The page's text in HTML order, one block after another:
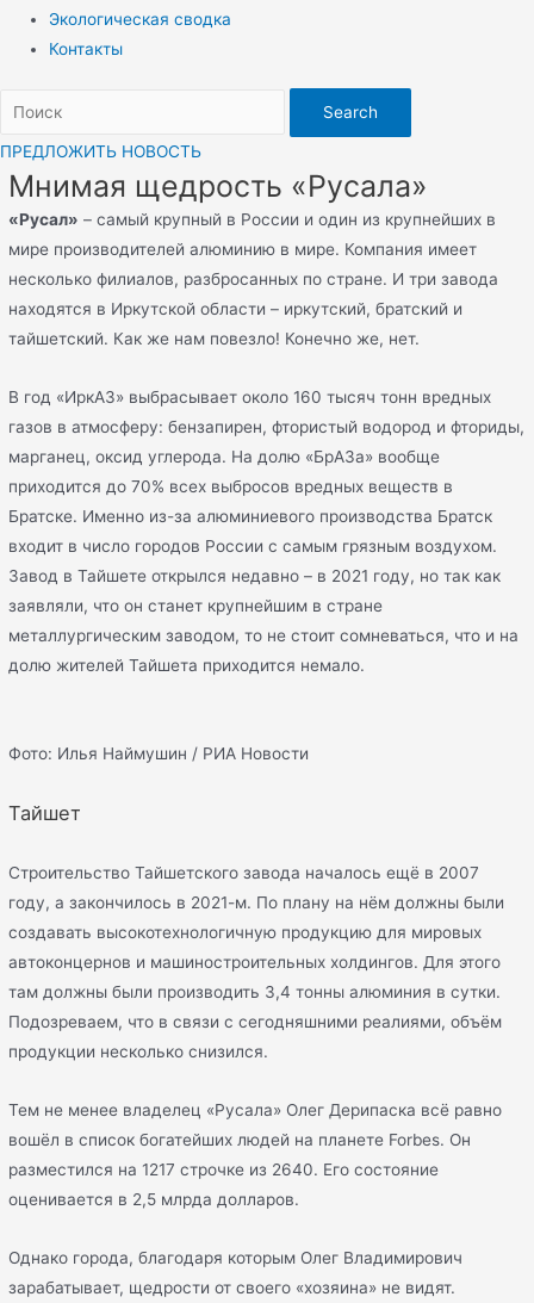
Экологическая сводка
Контакты
Search
ПРЕДЛОЖИТЬ НОВОСТЬ
Мнимая щедрость «Русала»
«Русал» – самый крупный в России и один из крупнейших в
мире производителей алюминию в мире. Компания имеет
несколько филиалов, разбросанных по стране. И три завода
находятся в Иркутской области – иркутский, братский и
тайшетский. Как же нам повезло! Конечно же, нет.
В год «ИркАЗ» выбрасывает около 160 тысяч тонн вредных
газов в атмосферу: бензапирен, фтористый водород и фториды,
марганец, оксид углерода. На долю «БрАЗа» вообще
приходится до 70% всех выбросов вредных веществ в
Братске. Именно из-за алюминиевого производства Братск
входит в число городов России с самым грязным воздухом.
Завод в Тайшете открылся недавно – в 2021 году, но так как
заявляли, что он станет крупнейшим в стране
металлургическим заводом, то не стоит сомневаться, что и на
долю жителей Тайшета приходится немало.
Фото: Илья Наймушин / РИА Новости
Тайшет
Строительство Тайшетского завода началось ещё в 2007
году, а закончилось в 2021-м. По плану на нём должны были
создавать высокотехнологичную продукцию для мировых
автоконцернов и машиностроительных холдингов. Для этого
там должны были производить 3,4 тонны алюминия в сутки.
Подозреваем, что в связи с сегодняшними реалиями, объём
продукции несколько снизился.
Тем не менее владелец «Русала» Олег Дерипаска всё равно
вошёл в список богатейших людей на планете Forbes. Он
разместился на 1217 строчке из 2640. Его состояние
оценивается в 2,5 млрда долларов.
Однако города, благодаря которым Олег Владимирович
зарабатывает, щедрости от своего «хозяина» не видят.